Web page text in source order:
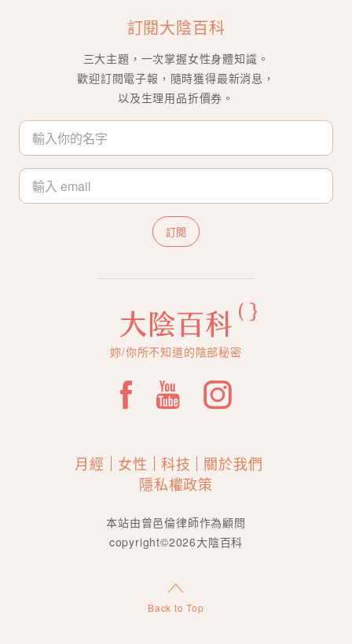
訂閱大陰百科
三大主題，一次掌握女性身體知識。
歡迎訂閱電子報，隨時獲得最新消息，
以及生理用品折價券。
訂閱
妳/你所不知道的陰部秘密
月經 女性 科技
關於我們
隱私權政策
本站由曾邑倫律師作為顧問
copyright©2026大陰百科
Back to Top